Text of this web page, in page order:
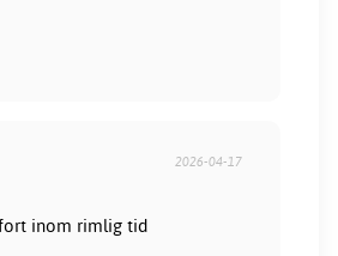
2026-04-17
inom rimlig tid